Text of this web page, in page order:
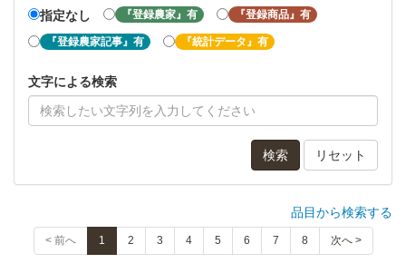
指定なし
『登録農家』有 『登録商品』有
『登録農家記事』有 『統計データ』有
文字による検索
検索 リセット
品目から検索する
< 前へ 1 2 3 4 5 6 7 8 次へ >